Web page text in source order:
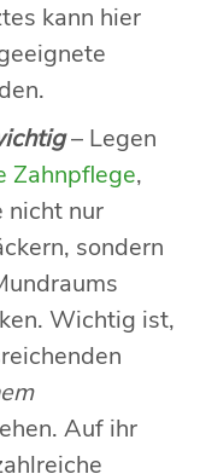
kann hier
– Legen
Zahnpflege,
nicht nur
sondern
Wichtig ist,
Auf ihr